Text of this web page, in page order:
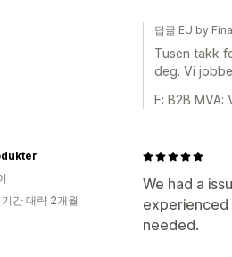
답글 EU by
Tusen takk
deg. Vi
F: B2B MVA:
We had a
experienced
needed.
간 대략 2개월